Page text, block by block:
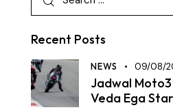
Recent Posts
NEWS 09/08/
Jadwal
Veda Ega